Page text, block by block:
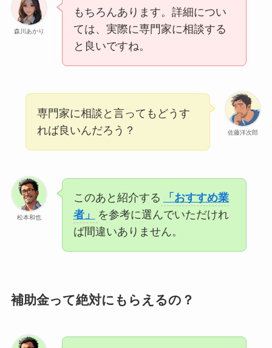
森川あかり
もちろんあります。詳細につい
ては、実際に専門家に相談する
と良いですね。
佐藤洋次郎
専門家に相談と言ってもどうす
れば良いんだろう？
松本和也
このあと紹介する
「おすすめ業
者」
を参考に選んでいただけれ
ば間違いありません。
補助金って絶対にもらえるの？